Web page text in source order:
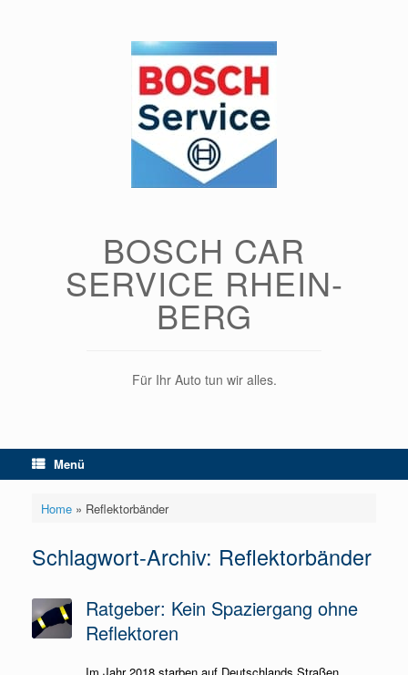
BOSCH CAR
SERVICE RHEIN-
BERG
Für Ihr Auto tun wir alles.
Menü
Home» Reflektorbänder
Schlagwort-Archiv: Reflektorbänder
Ratgeber: Kein Spaziergang ohne
Reflektoren